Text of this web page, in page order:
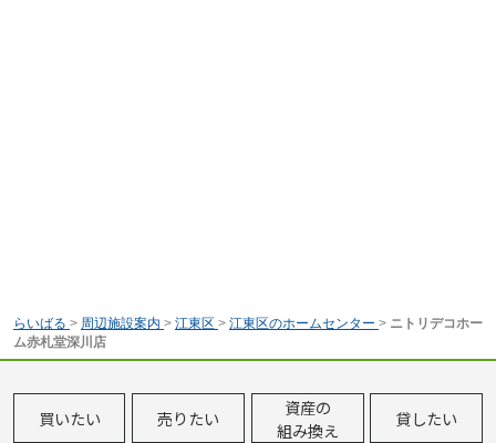
らいばる > 周辺施設案内 > 江東区 > 江東区のホームセンター > ニトリデコホー
ム赤札堂深川店
買いたい 売りたい
資産の
組み換え
貸したい